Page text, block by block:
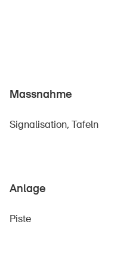
Medien
Offene Stellen
Massnahme
Signalisation, Tafeln
Anlage
Piste